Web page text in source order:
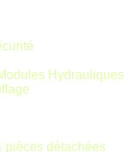
Hydrauliques
pièces détachées